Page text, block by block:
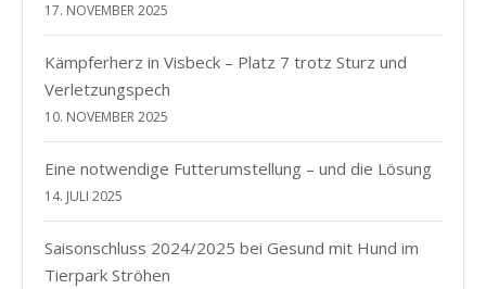
17. NOVEMBER 2025
Kämpferherz in Visbeck – Platz 7 trotz Sturz und
Verletzungspech
10. NOVEMBER 2025
Eine notwendige Futterumstellung – und die Lösung
14. JULI 2025
Saisonschluss 2024/2025 bei Gesund mit Hund im
Tierpark Ströhen